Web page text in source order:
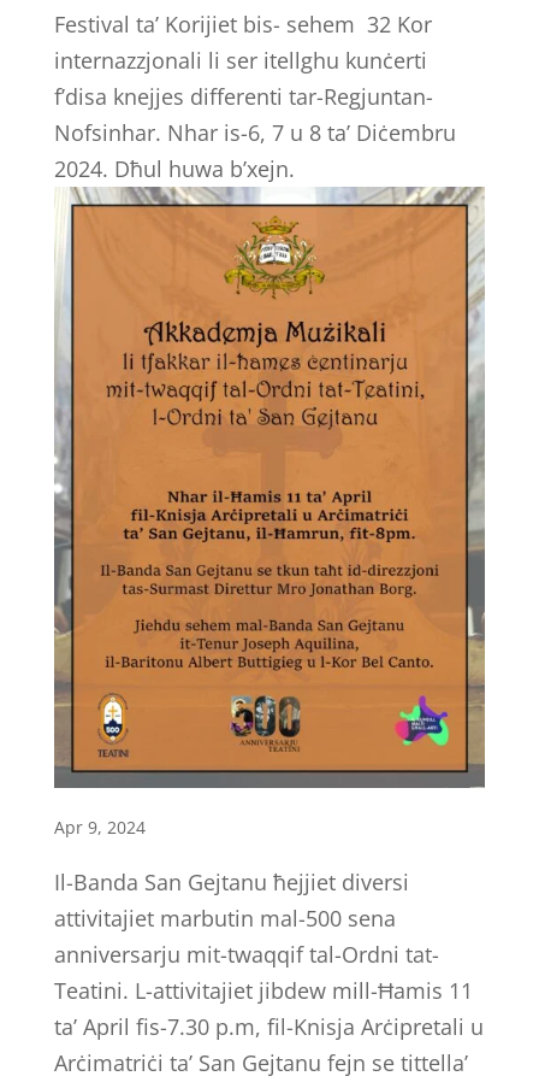
Festival ta’ Korijiet bis- sehem 32 Kor
internazzjonali li ser itellghu kunċerti
f’disa knejjes differenti tar-Regjuntan-
Nofsinhar. Nhar is-6, 7 u 8 ta’ Diċembru
2024. Dħul huwa b’xejn.
Apr 9, 2024
Il-Banda San Gejtanu ħejjiet diversi
attivitajiet marbutin mal-500 sena
anniversarju mit-twaqqif tal-Ordni tat-
Teatini. L-attivitajiet jibdew mill-Ħamis 11
ta’ April fis-7.30 p.m, fil-Knisja Arċipretali u
Arċimatriċi ta’ San Gejtanu fejn se tittella’